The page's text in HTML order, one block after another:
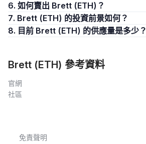
6. 如何賣出 Brett (ETH)？
7. Brett (ETH) 的投資前景如何？
8. 目前 Brett (ETH) 的供應量是多少？
Brett (ETH) 參考資料
官網
社區
免責聲明